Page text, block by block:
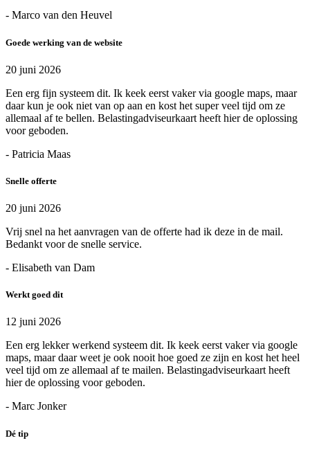
- Marco van den Heuvel
Goede werking van de website
20 juni 2026
Een erg fijn systeem dit. Ik keek eerst vaker via google maps, maar
daar kun je ook niet van op aan en kost het super veel tijd om ze
allemaal af te bellen. Belastingadviseurkaart heeft hier de oplossing
voor geboden.
- Patricia Maas
Snelle offerte
20 juni 2026
Vrij snel na het aanvragen van de offerte had ik deze in de mail.
Bedankt voor de snelle service.
- Elisabeth van Dam
Werkt goed dit
12 juni 2026
Een erg lekker werkend systeem dit. Ik keek eerst vaker via google
maps, maar daar weet je ook nooit hoe goed ze zijn en kost het heel
veel tijd om ze allemaal af te mailen. Belastingadviseurkaart heeft
hier de oplossing voor geboden.
- Marc Jonker
Dé tip